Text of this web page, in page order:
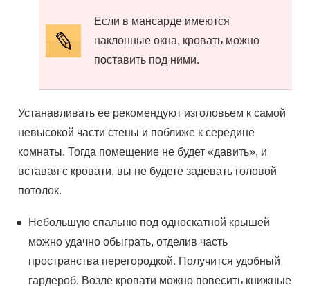
Если в мансарде имеются
наклонные окна, кровать можно
поставить под ними.
Устанавливать ее рекомендуют изголовьем к самой
невысокой части стены и поближе к середине
комнаты. Тогда помещение не будет «давить», и
вставая с кровати, вы не будете задевать головой
потолок.
Небольшую спальню под односкатной крышей
можно удачно обыграть, отделив часть
пространства перегородкой. Получится удобный
гардероб. Возле кровати можно повесить книжные